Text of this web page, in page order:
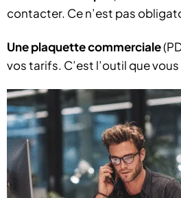
contacter. Ce n’est pas
Une plaquette commerciale
vos tarifs. C’est l’outil que